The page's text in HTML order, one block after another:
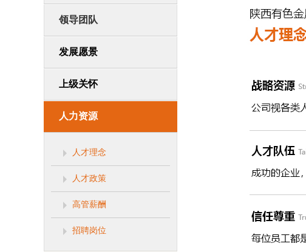
领导团队
发展愿景
上级关怀
人力资源
人才理念
人才政策
高管薪酬
招聘岗位